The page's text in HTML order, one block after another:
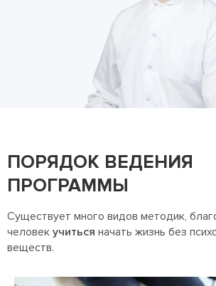
ПОРЯДОК ВЕДЕНИЯ
ПРОГРАММЫ
Существует много видов методик,
человек учиться начать жизнь без
веществ.